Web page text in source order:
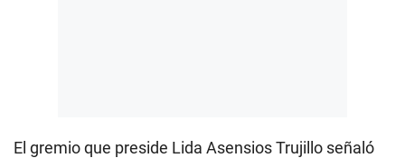
El gremio que preside Lida Asensios Trujillo señaló